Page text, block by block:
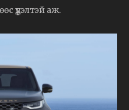
үүдэлтэй аж.